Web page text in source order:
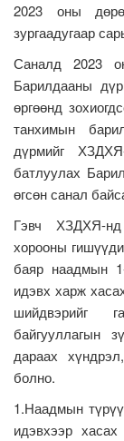
2023 оны
зургаадугаар
Саналд 2023
Барилдааны
өргөөнд
танхимын
дүрмийг
батлуулах
өгсөн санал
Гэвч ХЗДХЯ-
хорооны
баяр наадмын
идэвх харж
шийдвэрийг
байгууллагын
дараах
болно.
1.Наадмын
идэвхээр